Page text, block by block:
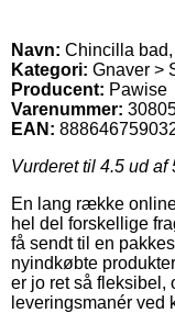
Navn: Chincilla
Kategori: Gnaver >
Producent: Pawise
Varenummer:
EAN:
Vurderet til 4.5 ud af
En lang række
hel del forskellige
få sendt til en
nyindkøbte
er jo ret så fleksibel,
leveringsmanér ved